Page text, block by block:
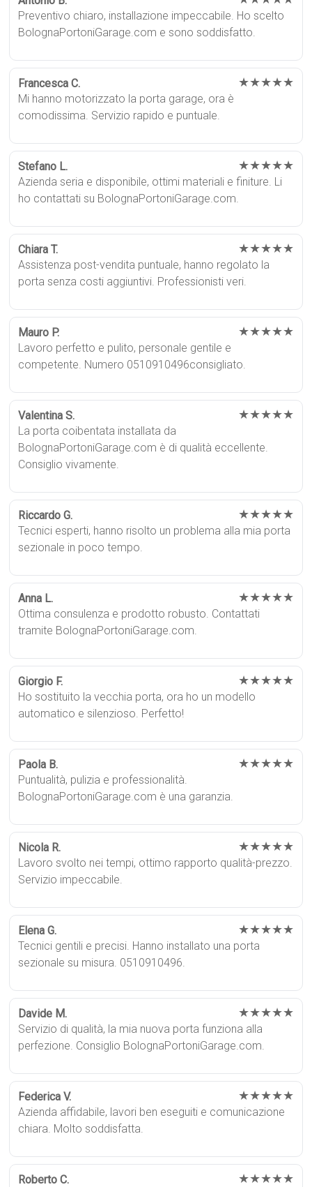
Preventivo chiaro, installazione impeccabile. Ho scelto
BolognaPortoniGarage.com e sono soddisfatto.
Francesca C. ★★★★★
Mi hanno motorizzato la porta garage, ora è
comodissima. Servizio rapido e puntuale.
Stefano L. ★★★★★
Azienda seria e disponibile, ottimi materiali e finiture. Li
ho contattati su BolognaPortoniGarage.com.
Chiara T. ★★★★★
Assistenza post-vendita puntuale, hanno regolato la
porta senza costi aggiuntivi. Professionisti veri.
Mauro P. ★★★★★
Lavoro perfetto e pulito, personale gentile e
competente. Numero 0510910496consigliato.
Valentina S. ★★★★★
La porta coibentata installata da
BolognaPortoniGarage.com è di qualità eccellente.
Consiglio vivamente.
Riccardo G. ★★★★★
Tecnici esperti, hanno risolto un problema alla mia porta
sezionale in poco tempo.
Anna L. ★★★★★
Ottima consulenza e prodotto robusto. Contattati
tramite BolognaPortoniGarage.com.
Giorgio F. ★★★★★
Ho sostituito la vecchia porta, ora ho un modello
automatico e silenzioso. Perfetto!
Paola B. ★★★★★
Puntualità, pulizia e professionalità.
BolognaPortoniGarage.com è una garanzia.
Nicola R. ★★★★★
Lavoro svolto nei tempi, ottimo rapporto qualità-prezzo.
Servizio impeccabile.
Elena G. ★★★★★
Tecnici gentili e precisi. Hanno installato una porta
sezionale su misura. 0510910496.
Davide M. ★★★★★
Servizio di qualità, la mia nuova porta funziona alla
perfezione. Consiglio BolognaPortoniGarage.com.
Federica V. ★★★★★
Azienda affidabile, lavori ben eseguiti e comunicazione
chiara. Molto soddisfatta.
Roberto C. ★★★★★